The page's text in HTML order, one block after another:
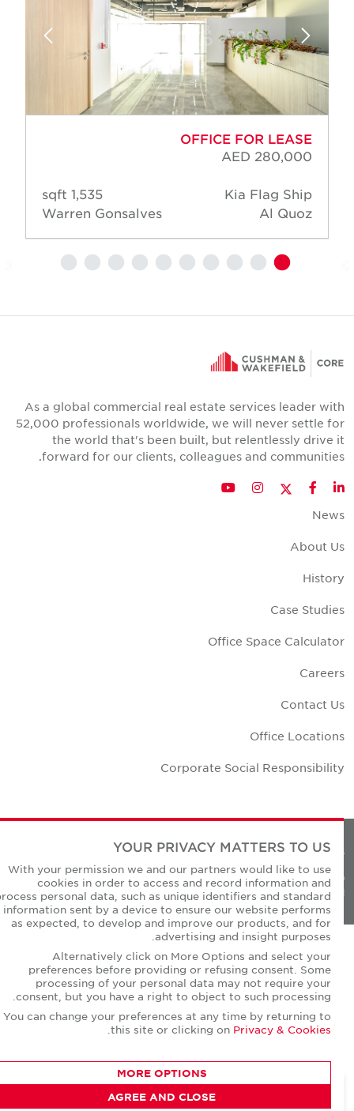
CONTACT AGENT
OFFICE FOR LEASE
AED 280,000
Kia Flag Ship
Al Quoz
1,535 sqft
Warren Gonsalves
As a global commercial real estate services leader with
52,000 professionals worldwide, we will never settle for
the world that's been built, but relentlessly drive it
forward for our clients, colleagues and communities.
LinkedIn
Facebook
Twitter
Instagram
YouTube
News
About Us
History
Case Studies
Office Space Calculator
Careers
Contact Us
Office Locations
Corporate Social Responsibility
Privacy Policies
© Copyright Cushman & Wakefield Core 2026.
All Rights Reserved.
YOUR PRIVACY MATTERS TO US
With your permission we and our partners would like to use
cookies in order to access and record information and
process personal data, such as unique identifiers and standard
information sent by a device to ensure our website performs
as expected, to develop and improve our products, and for
advertising and insight purposes.
Alternatively click on More Options and select your
preferences before providing or refusing consent. Some
processing of your personal data may not require your
consent, but you have a right to object to such processing.
You can change your preferences at any time by returning to
this site or clicking onPrivacy & Cookies
.
MORE OPTIONS
AGREE AND CLOSE